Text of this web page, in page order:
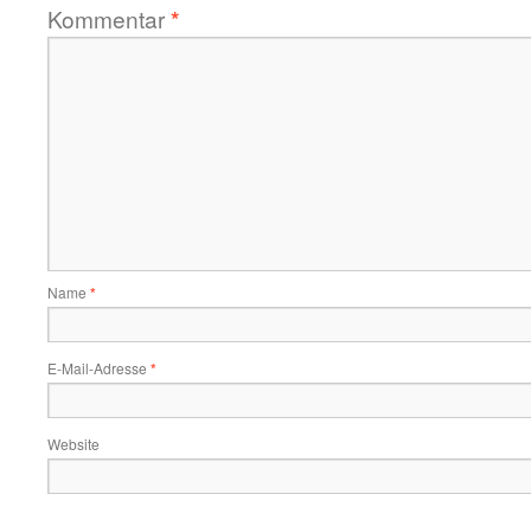
Kommentar*
Name *
E-Mail-Adresse *
Website